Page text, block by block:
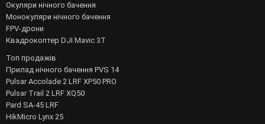
Окуляри нічного бачення
Монокуляри нічного бачення
FPV-дрони
Квадрокоптер DJI Mavic 3T
Топ продажів
Прилад нічного бачення PVS 14
Pulsar Accolade 2 LRF XP50 PRO
Pulsar Trail 2 LRF XQ50
Pard SA-45 LRF
HikMicro Lynx 25